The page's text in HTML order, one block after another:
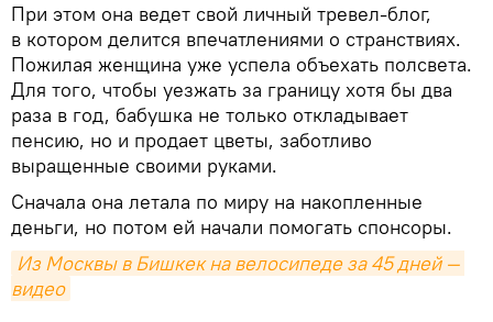
При этом она ведет свой личный тревел-блог,
в котором делится впечатлениями о странствиях.
Пожилая женщина уже успела объехать полсвета.
Для того, чтобы уезжать за границу хотя бы два
раза в год, бабушка не только откладывает
пенсию, но и продает цветы, заботливо
выращенные своими руками.
Сначала она летала по миру на накопленные
деньги, но потом ей начали помогать спонсоры.
Из Москвы в Бишкек на велосипеде за 45 дней —
видео